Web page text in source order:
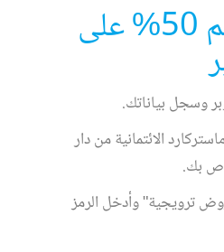
استمتع بخصم 50% على
وسجل بياناتك.
الائتمانية من دار
بك.
ترويجية" وأدخل الرمز